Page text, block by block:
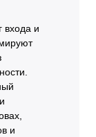
входа и
и